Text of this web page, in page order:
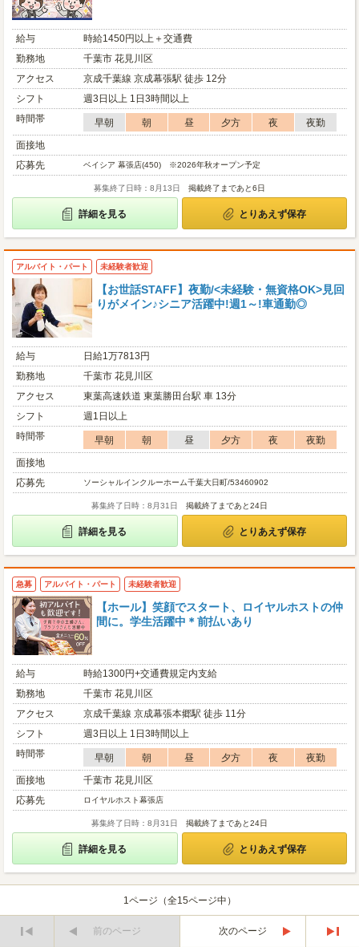
給与
時給1450円以上＋交通費
勤務地
千葉市 花見川区
アクセス
京成千葉線 京成幕張駅 徒歩 12分
シフト
週3日以上 1日3時間以上
時間帯
早朝 朝 昼 夕方 夜
夜勤
面接地
応募先
ベイシア 幕張店(450) ※2026年秋オープン予定
募集終了日時：8月13日 掲載終了まであと6日
詳細を見る とりあえず保存
アルバイト・パート 未経験者歓迎
【お世話STAFF】夜勤/<未経験・無資格OK>見回
りがメイン♪シニア活躍中!週1～!車通勤◎
給与
日給1万7813円
勤務地
千葉市 花見川区
アクセス
東葉高速鉄道 東葉勝田台駅 車 13分
シフト
週1日以上
時間帯
早朝 朝 昼 夕方 夜
夜勤
面接地
応募先
ソーシャルインクルーホーム千葉大日町/53460902
募集終了日時：8月31日 掲載終了まであと24日
詳細を見る とりあえず保存
急募 アルバイト・パート 未経験者歓迎
【ホール】笑顔でスタート、ロイヤルホストの仲
間に。学生活躍中＊前払いあり
給与
時給1300円+交通費規定内支給
勤務地
千葉市 花見川区
アクセス
京成千葉線 京成幕張本郷駅 徒歩 11分
シフト
週3日以上 1日3時間以上
時間帯
早朝 朝 昼 夕方 夜
夜勤
面接地
千葉市 花見川区
応募先
ロイヤルホスト幕張店
募集終了日時：8月31日 掲載終了まであと24日
詳細を見る とりあえず保存
1ページ（全15ページ中）
前のページ
次のページ